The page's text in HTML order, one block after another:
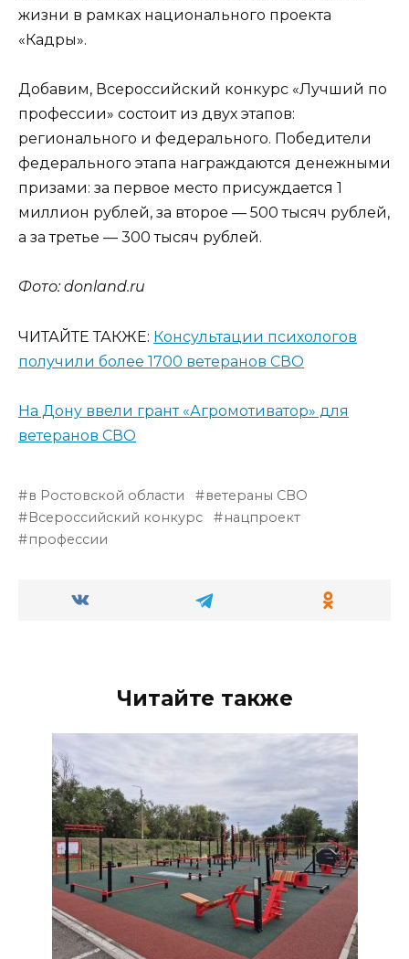
жизни в рамках национального проекта
«Кадры».
Добавим, Всероссийский конкурс «Лучший по
профессии» состоит из двух этапов:
регионального и федерального. Победители
федерального этапа награждаются денежными
призами: за первое место присуждается 1
миллион рублей, за второе — 500 тысяч рублей,
а за третье — 300 тысяч рублей.
Фото: donland.ru
ЧИТАЙТЕ ТАКЖЕ: Консультации психологов
получили более 1700 ветеранов СВО
На Дону ввели грант «Агромотиватор» для
ветеранов СВО
в Ростовской области
ветераны СВО
Всероссийский конкурс
нацпроект
профессии
Читайте также